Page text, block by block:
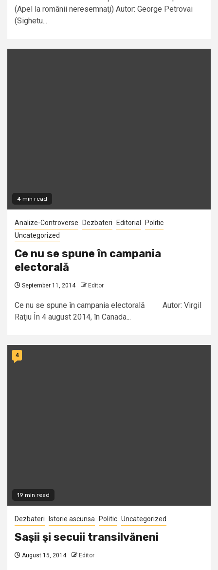
(Apel la românii neresemnaţi) Autor: George Petrovai
(Sighetu...
4 min read
Analize-Controverse Dezbateri Editorial
Politic
Uncategorized
Ce nu se spune în campania
electorală
September 11, 2014 Editor
Ce nu se spune în campania electorală Autor: Virgil
Raţiu În 4 august 2014, în Canada...
19 min read
4
Dezbateri Istorie ascunsa Politic Uncategorized
Saşii şi secuii transilvăneni
August 15, 2014 Editor